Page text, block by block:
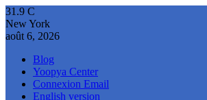
31.9 C
New York
août 6, 2026
Blog
Yoopya Center
Connexion Email
English version